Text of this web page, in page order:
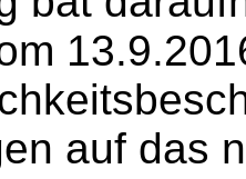
auf das